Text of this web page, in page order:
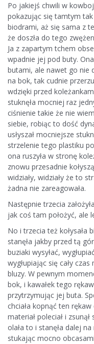
Po jakiejś chwili w
pokazując się tamtym
biodrami, aż się sama z
że doszła do tego
Ja z zapartym tchem
wpadnie jej pod buty.
butami, ale nawet go nie
na bok, tak cudnie
wdzięki przed
stuknęła mocniej raz
ciśnienie takie że nie
siebie, robiąc to dość
usłyszał mocniejsze
strzelenie tego plastiku
ona ruszyła w stronę
znowu przesadnie
widziały, widziały że to
żadna nie zareagowała.
Następnie trzecia
jak coś tam położyć, ale
No i trzecia też kołysała
stanęła jakby przed tą
buziaki wysyłać,
wygłupiając się cały
bluzy. W pewnym
bok, i kawałek tego
przytrzymując jej buta.
chciała kopnąć ten
materiał poleciał i
olała to i stanęła dalej
stukając mocno